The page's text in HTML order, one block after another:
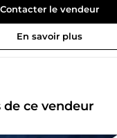
✦ Graphisme
de
et adaptée aux
et analyse de
vos données visuelles et
précision.
Contacter le vendeur
En savoir plus
ce vendeur